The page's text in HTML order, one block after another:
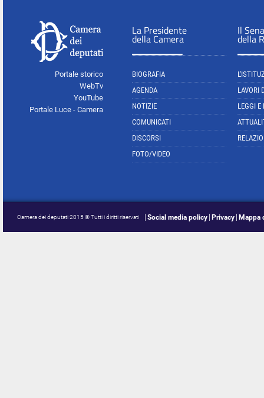
Portale storico
WebTv
YouTube
Portale Luce - Camera
La Presidente
della Camera
BIOGRAFIA
AGENDA
NOTIZIE
COMUNICATI
DISCORSI
FOTO/VIDEO
Il
della
LAVORI
LEGGI E
Camera dei deputati 2015 © Tutti i diritti riservati Social media policy Privacy Mappa